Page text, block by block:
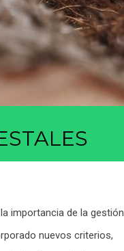
importancia de la gestión
nuevos criterios,